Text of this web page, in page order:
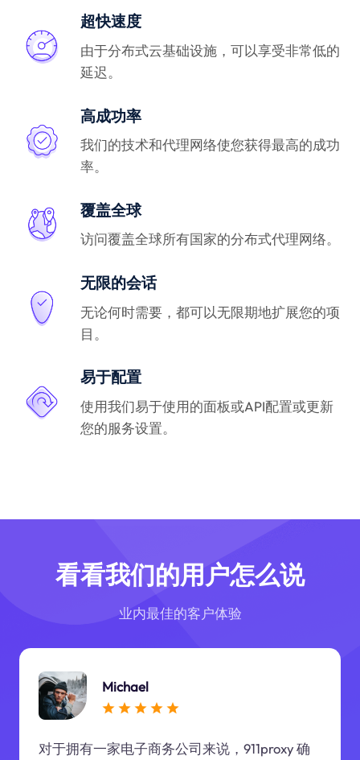
超快速度
由于分布式云基础设施，可以享受非常低的
延迟。
高成功率
我们的技术和代理网络使您获得最高的成功
率。
覆盖全球
访问覆盖全球所有国家的分布式代理网络。
无限的会话
无论何时需要，都可以无限期地扩展您的项
目。
易于配置
使用我们易于使用的面板或API配置或更新
您的服务设置。
看看我们的用户怎么说
业内最佳的客户体验
Michael
对于拥有一家电子商务公司来说，911proxy 确